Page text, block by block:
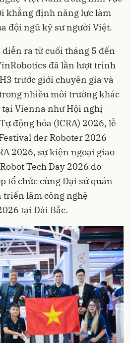
khẳng định năng lực làm
đội ngũ kỹ sư người Việt.
ra từ cuối tháng 5 đến
đã lần lượt trình
trước giới chuyên gia và
nhiều môi trường khác
Vienna như Hội nghị
động hóa (ICRA) 2026, lễ
der Roboter 2026
2026, sự kiện ngoại giao
Tech Day 2026 do
tổ chức cùng Đại sứ quán
triển lãm công nghệ
tại Đài Bắc.